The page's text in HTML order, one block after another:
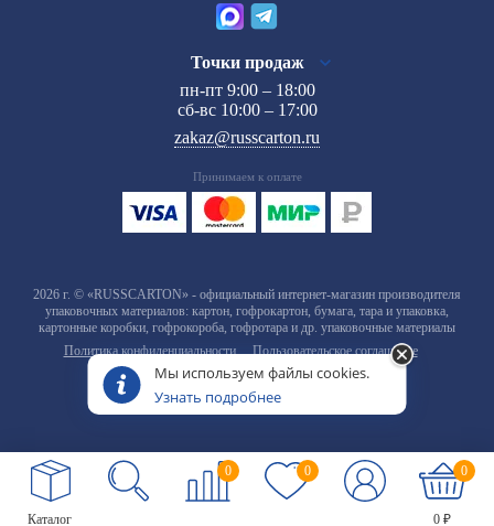
Каталог
0 0
0 ₽
0
Точки продаж
пн-пт 9:00 – 18:00
сб-вс 10:00 – 17:00
zakaz@russcarton.ru
Принимаем к оплате
2026 г. © «RUSSCARTON» - официальный интернет-магазин производителя
упаковочных материалов: картон, гофрокартон, бумага, тара и упаковка,
картонные коробки, гофрокороба, гофротара и др. упаковочные материалы
Политика конфиденциальности
Пользовательское соглашение
Мы используем файлы cookies.
Узнать подробнее